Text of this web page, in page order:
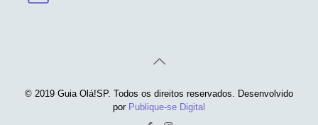
© 2019 Guia Olá!SP. Todos os direitos reservados. Desenvolvido
por Publique-se Digital